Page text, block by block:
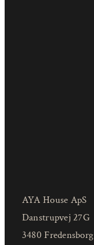
AYA House ApS
Danstrupvej 27G
3480 Fredensborg